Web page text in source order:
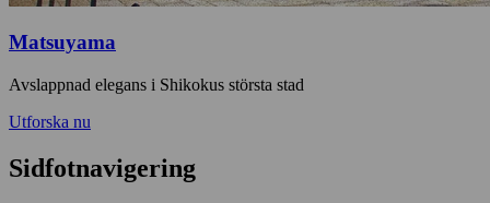
Matsuyama
Avslappnad elegans i Shikokus största stad
Utforska nu
Sidfotnavigering